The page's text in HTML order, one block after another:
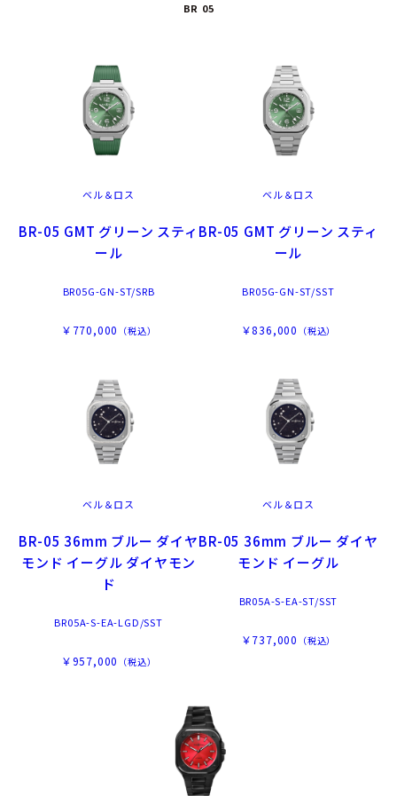
BR 05
ベル＆ロス
BR-05 GMT グリーン スティ
ール
BR05G-GN-ST/SRB
￥770,000 （税込）
ベル＆ロス
BR-05 GMT グリーン スティ
ール
BR05G-GN-ST/SST
￥836,000 （税込）
ベル＆ロス
BR-05 36mm ブルー ダイヤ
モンド イーグル ダイヤモン
ド
BR05A-S-EA-LGD/SST
￥957,000 （税込）
ベル＆ロス
BR-05 36mm ブルー ダイヤ
モンド イーグル
BR05A-S-EA-ST/SST
￥737,000 （税込）